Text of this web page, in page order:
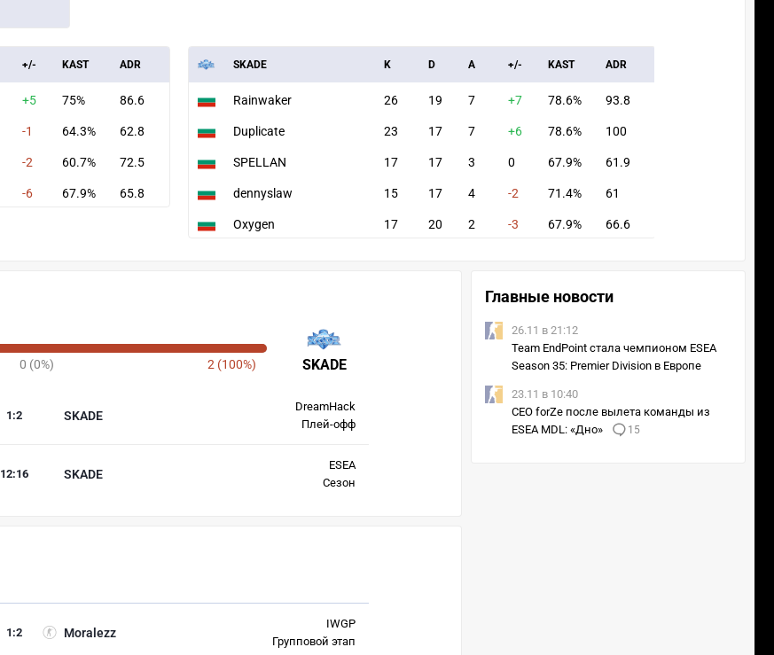
+/- KAST ADR
+5 75% 86.6
-1 64.3% 62.8
-2 60.7% 72.5
-6 67.9% 65.8
SKADE K D A +/- KAST ADR
Rainwaker 26 19 7 +7 78.6% 93.8
Duplicate 23 17 7 +6 78.6% 100
SPELLAN 17 17 3 0 67.9% 61.9
dennyslaw 15 17 4 -2 71.4% 61
Oxygen 17 20 2 -3 67.9% 66.6
SKADE
0 (0%) 2 (100%)
SKADE
1 :2
DreamHack
Плей-офф
SKADE
12:16
ESEA
Сезон
Moralezz
1 :2
IWGP
Групповой этап
Главные новости
26.11 в 21:12
Team EndPoint стала чемпионом ESEA
Season 35: Premier Division в Европе
23.11 в 10:40
CEO forZe после вылета команды из
ESEA MDL: «Дно»
15